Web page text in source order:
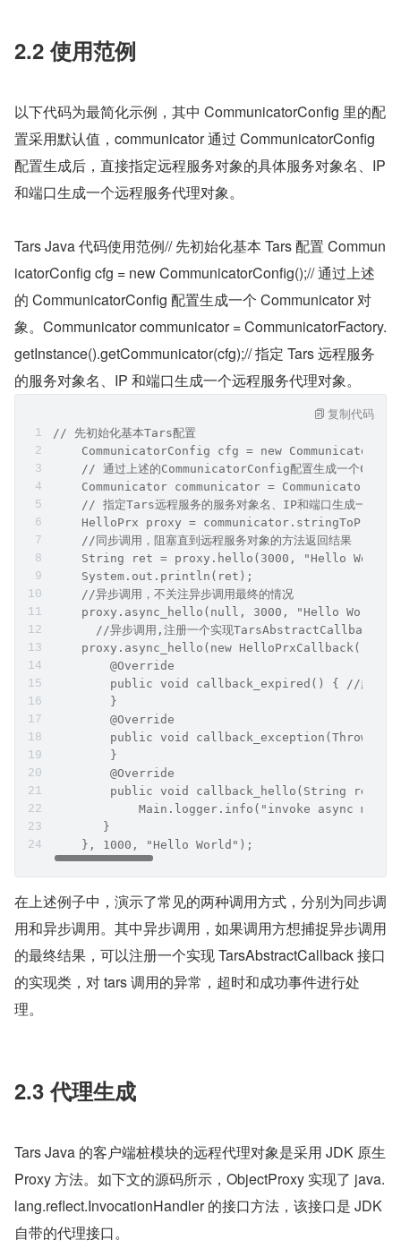
2.2 使用范例
以下代码为最简化示例，其中 CommunicatorConfig 里的配
置采用默认值，communicator 通过 CommunicatorConfig
配置生成后，直接指定远程服务对象的具体服务对象名、IP
和端口生成一个远程服务代理对象。
Tars Java 代码使用范例// 先初始化基本 Tars 配置 Commun
icatorConfig cfg = new CommunicatorConfig();// 通过上述
的 CommunicatorConfig 配置生成一个 Communicator 对
象。Communicator communicator = CommunicatorFactory.
getInstance().getCommunicator(cfg);// 指定 Tars 远程服务
的服务对象名、IP 和端口生成一个远程服务代理对象。
// 先初始化基本Tars配置
CommunicatorConfig cfg = new
// 通过上述的CommunicatorConfig配置生成一个
Communicator communicator =
// 指定Tars远程服务的服务对象名、IP和端口生成一个远
HelloPrx proxy =
    //同步调用，阻塞直到远程服务对象的方法返回结果
String ret = proxy.hello(3000, "Hello
    System.out.println(ret);
    //异步调用，不关注异步调用最终的情况
proxy.async_hello(null, 3000, "Hello
//异步调用,注册一个实现TarsAbstractCallback接口的
    proxy.async_hello(new HelloPrxCallback() {
        @Override
public void callback_expired() { //超时事
        }
        @Override
public void callback_exception(Throwable
        }
        @Override
public void callback_hello(String ret) {
Main.logger.info("invoke async
       }
    }, 1000, "Hello World");
复制代码
在上述例子中，演示了常见的两种调用方式，分别为同步调
用和异步调用。其中异步调用，如果调用方想捕捉异步调用
的最终结果，可以注册一个实现 TarsAbstractCallback 接口
的实现类，对 tars 调用的异常，超时和成功事件进行处
理。
2.3 代理生成
Tars Java 的客户端桩模块的远程代理对象是采用 JDK 原生
Proxy 方法。如下文的源码所示，ObjectProxy 实现了 java.
lang.reflect.InvocationHandler 的接口方法，该接口是 JDK
自带的代理接口。